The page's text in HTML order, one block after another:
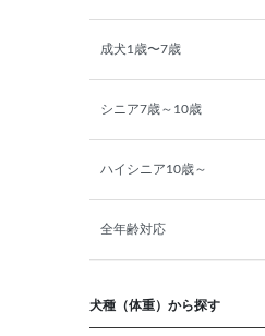
両生類）
小動物・鳥用品
その他用品（魚・爬虫類・両
成犬1歳〜7歳
シニア7歳～10歳
ハイシニア10歳～
全年齢対応
犬種（体重）から探す